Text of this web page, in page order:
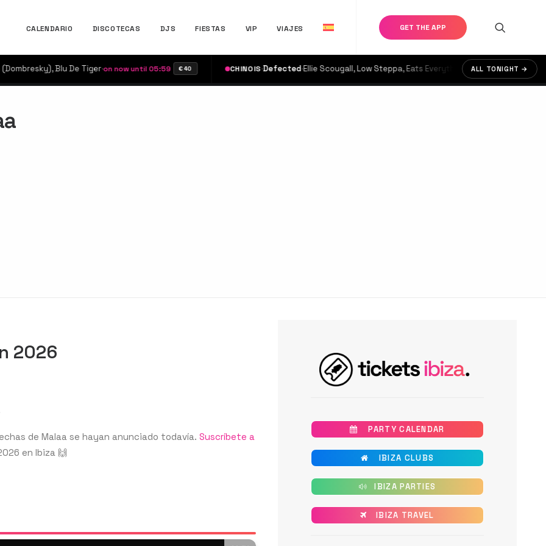
CALENDARIO DISCOTECAS DJS FIESTAS VIP VIAJES GET THE APP
Blu De Tiger·on now until 05:59 €40 CHINOIS·Defected·Ellie Scougall, Low Steppa, Eats Everything on now until 05:59 €30
ALL TONIGHT →
2026
de Malaa se hayan anunciado todavía. Suscríbete a
en Ibiza 🙌
PARTY CALENDAR
IBIZA CLUBS
IBIZA PARTIES
IBIZA TRAVEL